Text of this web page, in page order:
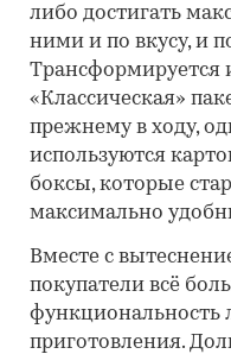
либо достигать
ними и по вкусу, и
Трансформируется
«Классическая»
прежнему в ходу,
используются
боксы, которые
максимально
Вместе с
покупатели всё
функциональность
приготовления.